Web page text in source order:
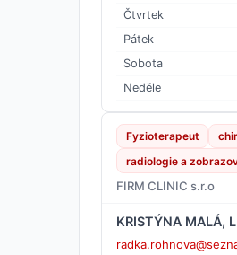
Čtvrtek
Pátek
Sobota
Neděle
Fyzioterapeut
radiologie a
FIRM CLINIC s.r.o
KRISTÝNA MALÁ,